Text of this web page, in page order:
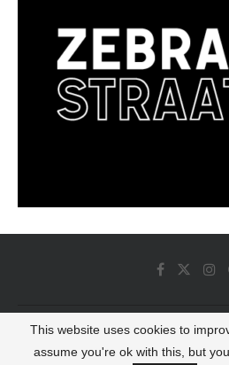
© 2022 - Luminous Dash All
This website uses cookies to
assume you're ok with this, but